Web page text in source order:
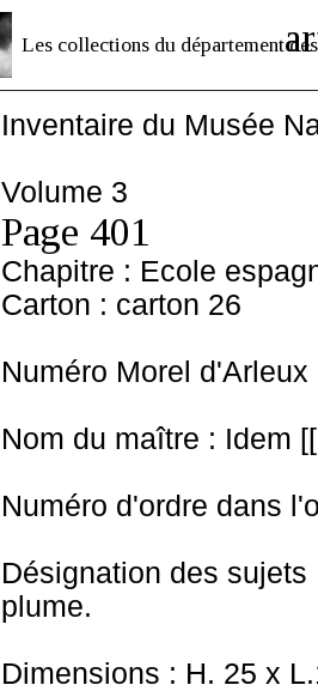
Les collections du département des
Inventaire du Musée
Volume 3
Page 401
Chapitre : Ecole
Carton : carton 26
Numéro Morel d'Arleux
Nom du maître : Idem
Numéro d'ordre dans
Désignation des
plume.
Dimensions : H. 25 x